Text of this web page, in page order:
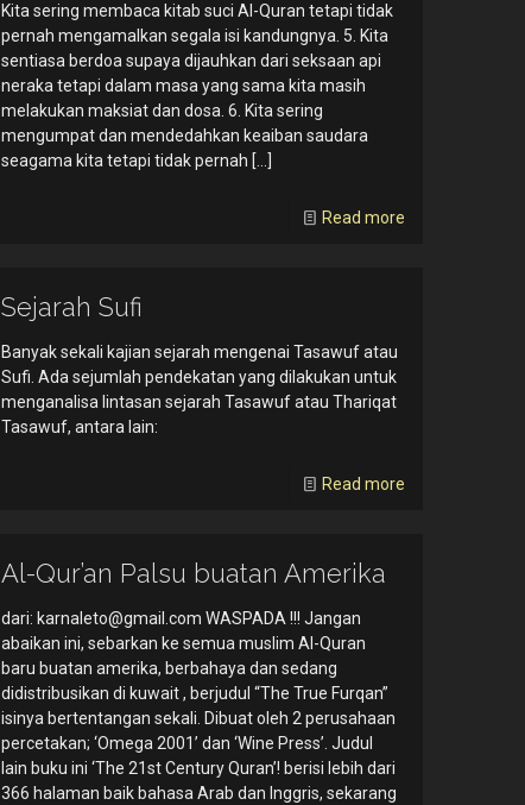
Kita sering membaca kitab suci Al-Quran tetapi tidak
pernah mengamalkan segala isi kandungnya. 5. Kita
sentiasa berdoa supaya dijauhkan dari seksaan api
neraka tetapi dalam masa yang sama kita masih
melakukan maksiat dan dosa. 6. Kita sering
mengumpat dan mendedahkan keaiban saudara
seagama kita tetapi tidak pernah […]
Read more
Sejarah Sufi
Banyak sekali kajian sejarah mengenai Tasawuf atau
Sufi. Ada sejumlah pendekatan yang dilakukan untuk
menganalisa lintasan sejarah Tasawuf atau Thariqat
Tasawuf, antara lain:
Read more
Al-Qur’an Palsu buatan Amerika
dari: karnaleto@gmail.com WASPADA !!! Jangan
abaikan ini, sebarkan ke semua muslim Al-Quran
baru buatan amerika, berbahaya dan sedang
didistribusikan di kuwait , berjudul “The True Furqan”
isinya bertentangan sekali. Dibuat oleh 2 perusahaan
percetakan; ‘Omega 2001’ dan ‘Wine Press’. Judul
lain buku ini ‘The 21st Century Quran’! berisi lebih dari
366 halaman baik bahasa Arab dan Inggris, sekarang